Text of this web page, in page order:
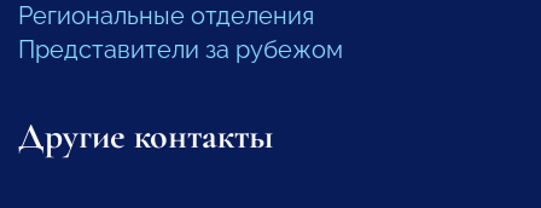
Региональные отделения
Представители за рубежом
Другие контакты